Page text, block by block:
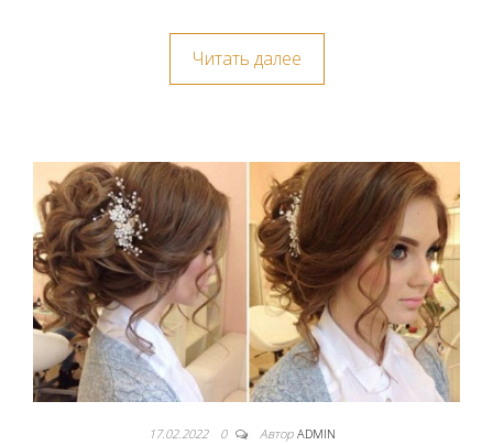
Читать далее
17.02.2022 0 Автор ADMIN